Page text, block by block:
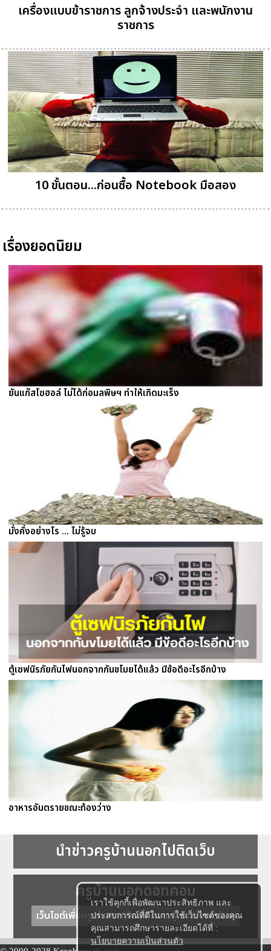
เราใช้คุกกี้เพื่อพัฒนาประสิทธิภาพ และ
ประสบการณ์ที่ดีในการใช้เว็บไซต์ของคุณ
คุณสามารถศึกษารายละเอียดได้ที่ :
นโยบายความเป็นส่วนตัว
เครื่องแบบข้าราชการ ลูกจ้างประจำ และพนักงาน
ราชการ
10 ขั้นตอน...ก่อนซื้อ Notebook มือสอง
เรื่องยอดนิยม
ยันแก๊สโซฮอล์ ไม่ได้ก่อมลพิษฯ ทำให้เกิดมะเร็ง
มั่งคั่งอย่างไร ... ไม่รู้จบ
ตู้เซฟนิรภัยกันไฟนอกจากกันขโมยได้แล้ว มีข้อดีอะไรอีกบ้าง
อาหารอันตรายขณะท้องว่าง
นำข่าวครูบ้านนอกไปติดเว็บ
ครูบ้านนอกดอทคอม
เว็บไซต์เพื่อครู ข่าวการศึกษา ความรู้ การศึกษาไทย